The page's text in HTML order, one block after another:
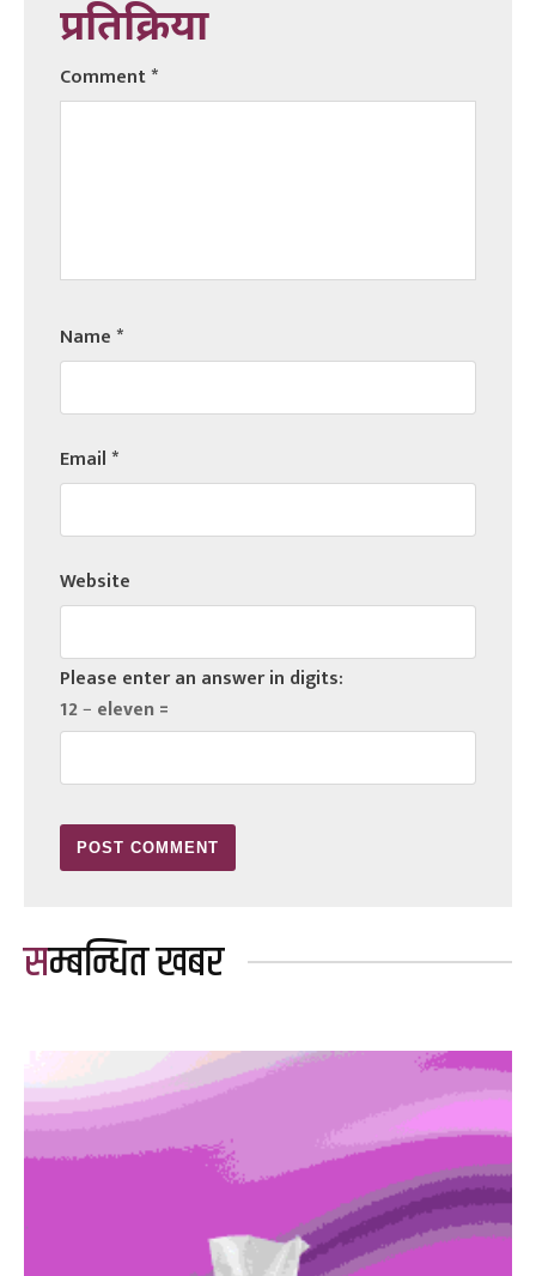
प्रतिक्रिया
Comment*
Name*
Email*
Website
Please enter an answer in digits:
12 − eleven =
सम्बन्धित खबर